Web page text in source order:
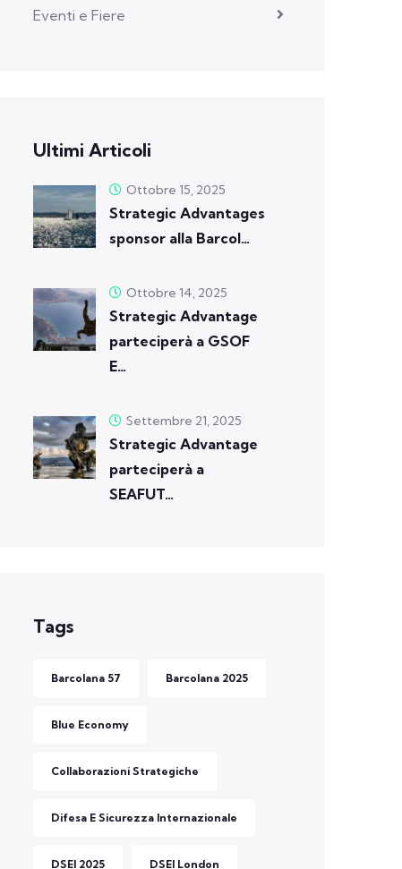
Eventi e Fiere
Ultimi Articoli
Strategic Advantages
sponsor alla Barcol…
Ottobre 15, 2025
Strategic Advantage
parteciperà a GSOF
E…
Ottobre 14, 2025
Strategic Advantage
parteciperà a
SEAFUT…
Settembre 21, 2025
Tags
Barcolana 57 Barcolana 2025
Blue Economy
Collaborazioni Strategiche
Difesa E Sicurezza Internazionale
DSEI 2025 DSEI London